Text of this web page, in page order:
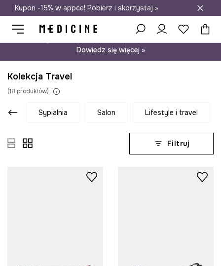
Darmowa dostawa do salonów
Kupon -15% w appce! Pobierz i skorzystaj »
Dowiedz się więcej »
Kolekcja Travel
(18 produktów)
sypialnia salon lifestyle i travel
Filtruj